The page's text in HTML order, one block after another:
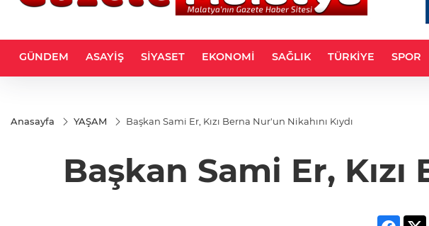
GÜNDEM ASAYİŞ SİYASET EKONOMİ SAĞLIK TÜRKİYE SPOR
Anasayfa YAŞAM Başkan Sami Er, Kızı Berna Nur'un Nikahını Kıydı
Başkan Sami Er, Kızı